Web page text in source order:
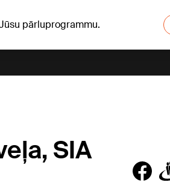
pārluprogrammu.
SIA